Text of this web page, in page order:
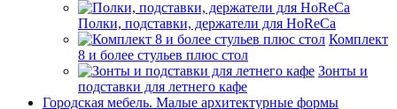
Полки, подставки, держатели для HoReCa
Комплект
8 и более стульев плюс стол
Зонты и
подставки для летнего кафе
Городская мебель. Малые архитектурные формы